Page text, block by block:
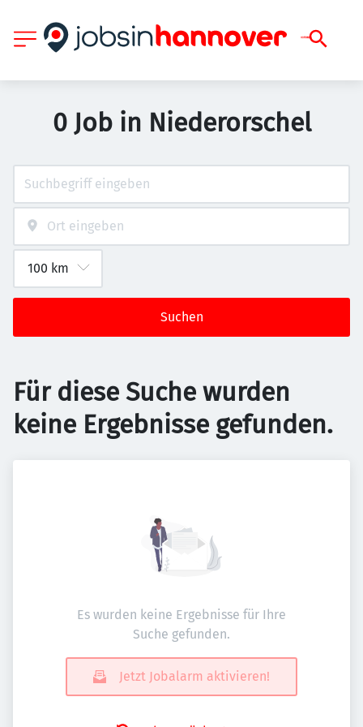
0 Job in Niederorschel
Suchen
Für diese Suche wurden
keine Ergebnisse gefunden.
Es wurden keine Ergebnisse für Ihre
Suche gefunden.
Jetzt Jobalarm aktivieren!